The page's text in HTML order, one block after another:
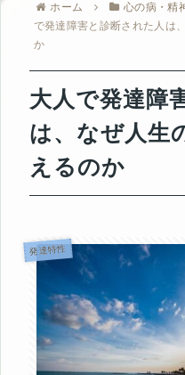
ホーム 心の病・精
で発達障害と診断された人は
か
大人で発達障
は、なぜ人生
えるのか
発達特性